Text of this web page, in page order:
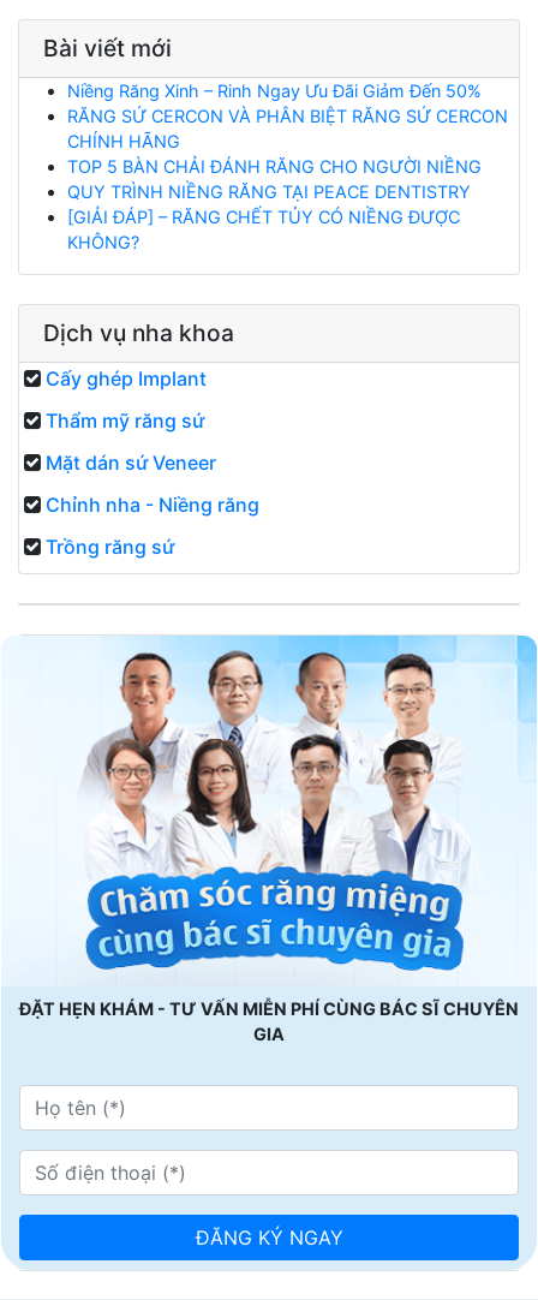
Bài viết mới
Niềng Răng Xinh – Rinh Ngay Ưu Đãi Giảm Đến 50%
RĂNG SỨ CERCON VÀ PHÂN BIỆT RĂNG SỨ CERCON
CHÍNH HÃNG
TOP 5 BÀN CHẢI ĐÁNH RĂNG CHO NGƯỜI NIỀNG
QUY TRÌNH NIỀNG RĂNG TẠI PEACE DENTISTRY
[GIẢI ĐÁP] – RĂNG CHẾT TỦY CÓ NIỀNG ĐƯỢC
KHÔNG?
Dịch vụ nha khoa
Cấy ghép Implant
Thẩm mỹ răng sứ
Mặt dán sứ Veneer
Chỉnh nha - Niềng răng
Trồng răng sứ
ĐẶT HẸN KHÁM - TƯ VẤN MIỄN PHÍ CÙNG BÁC SĨ CHUYÊN
GIA